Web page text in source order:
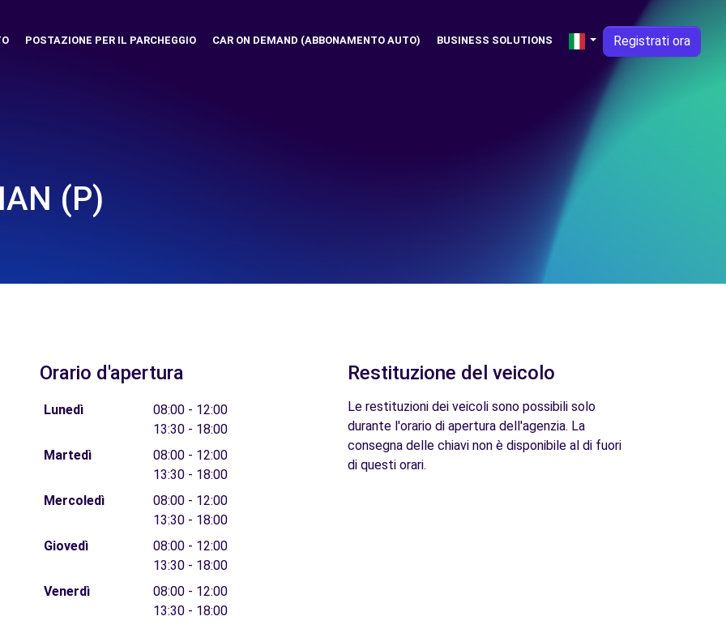
POSTAZIONE PER IL PARCHEGGIO CAR ON DEMAND (ABBONAMENTO AUTO) BUSINESS SOLUTIONS Registrati ora
(P)
Orario d'apertura
Lunedì
08:00 - 12:00
13:30 - 18:00
Martedì
08:00 - 12:00
13:30 - 18:00
Mercoledì
08:00 - 12:00
13:30 - 18:00
Giovedì
08:00 - 12:00
13:30 - 18:00
Venerdì
08:00 - 12:00
13:30 - 18:00
Restituzione del veicolo
Le restituzioni dei veicoli sono possibili solo
durante l'orario di apertura dell'agenzia. La
consegna delle chiavi non è disponibile al di fuori
di questi orari.